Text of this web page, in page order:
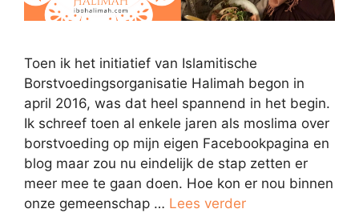
Toen ik het initiatief van Islamitische
Borstvoedingsorganisatie Halimah begon in
april 2016, was dat heel spannend in het begin.
Ik schreef toen al enkele jaren als moslima over
borstvoeding op mijn eigen Facebookpagina en
blog maar zou nu eindelijk de stap zetten er
meer mee te gaan doen. Hoe kon er nou binnen
onze gemeenschap … Lees verder